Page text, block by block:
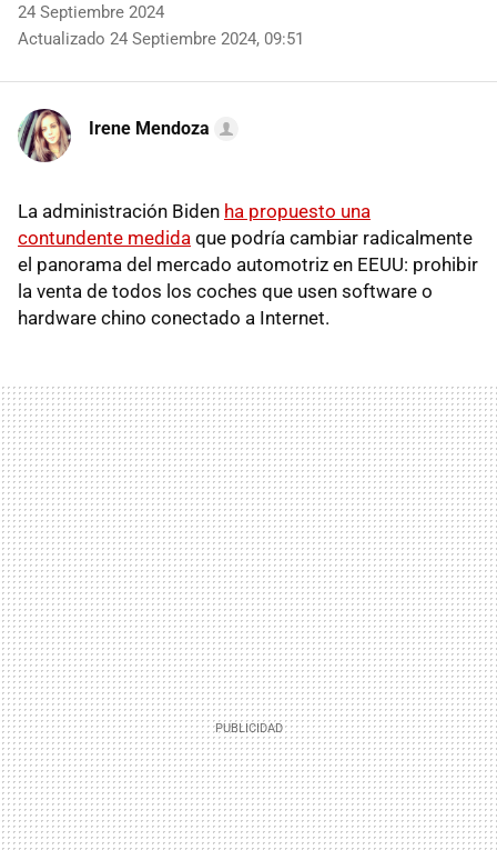
24 Septiembre 2024
Actualizado 24 Septiembre 2024, 09:51
Irene Mendoza
La administración Biden ha propuesto una
contundente medida que podría cambiar radicalmente
el panorama del mercado automotriz en EEUU: prohibir
la venta de todos los coches que usen software o
hardware chino conectado a Internet.